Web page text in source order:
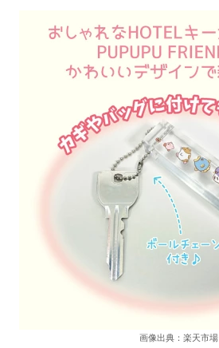
画像出典：楽天市場